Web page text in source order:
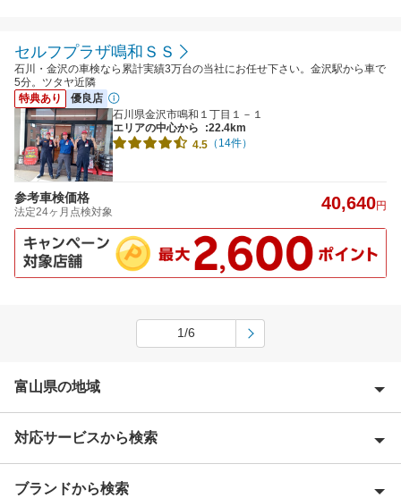
セルフプラザ鳴和ＳＳ
石川・金沢の車検なら累計実績3万台の当社にお任せ下さい。金沢駅から車で
5分。ツタヤ近隣
特典あり
優良店
石川県金沢市鳴和１丁目１－１
エリアの中心から
:22.4km
4.5 （14件）
参考車検価格
法定24ヶ月点検対象 40,640円
1/6
富山県の地域
射水市
対応サービスから検索
Award 受賞店
ブランドから検索